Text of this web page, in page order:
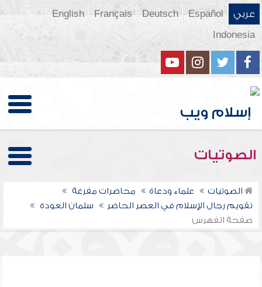
عربي Español
Deutsch
Français
English
Indonesia
الصوتيات
الصوتيات علماء ودعاة
محاضرات مفرغة
تقويم رجال الإسلام في العصر الحاضر
سلمان العودة
صفحة الفهرس